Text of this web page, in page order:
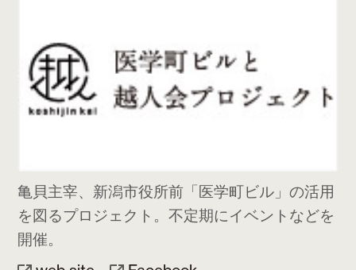
亀貝主宰、新潟市役所前「医学町ビル」の活用
を図るプロジェクト。不定期にイベントなどを
開催。